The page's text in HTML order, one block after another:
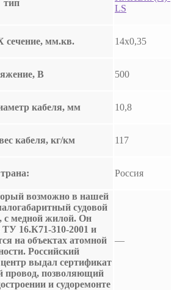
тип
LS
сечение, мм.кв. 14х0,35
В 500
кабеля, мм 10,8
кабеля, кг/км 117
Россия
возможно в нашей
судовой
с медной жилой. Он
ТУ 16.К71-310-2001 и
на объектах атомной
Российский
выдал сертификат
провод, позволяющий
и судоремонте
—